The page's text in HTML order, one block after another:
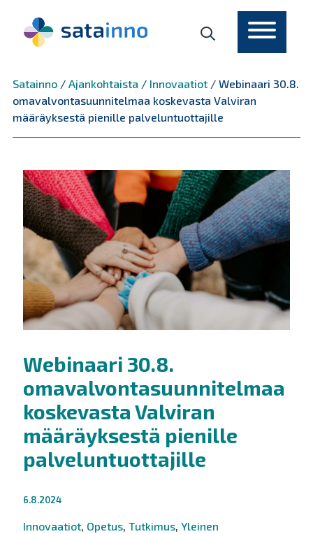
Satainno/ Ajankohtaista / Innovaatiot/ Webinaari 30.8.
omavalvontasuunnitelmaa koskevasta Valviran
määräyksestä pienille palveluntuottajille
Webinaari 30.8.
omavalvontasuunnitelmaa
koskevasta Valviran
määräyksestä pienille
palveluntuottajille
6.8.2024
Innovaatiot, Opetus, Tutkimus, Yleinen